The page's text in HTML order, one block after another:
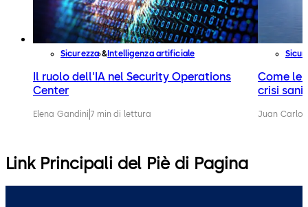
Sicurezza Intelligenza artificiale
Il ruolo dell'IA nel Security Operations
Center
Elena Gandini 7 min di lettura
Come le
crisi
Juan
Link Principali del Piè di Pagina